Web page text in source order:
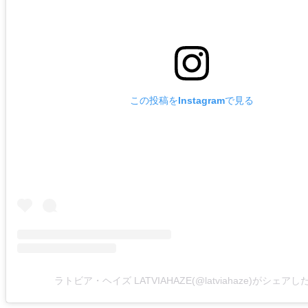
この投稿をInstagramで見る
ラトビア・ヘイズ LATVIAHAZE(@latviahaze)がシェアし